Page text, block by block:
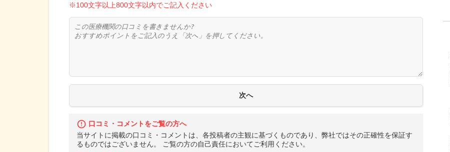
※100文字以上800文字以内でご記入ください
口コミ・コメントをご覧の方へ
当サイトに掲載の口コミ・コメントは、各投稿者の主観に基づくものであり、弊社ではその正確性を保証す
るものではございません。 ご覧の方の自己責任においてご利用ください。